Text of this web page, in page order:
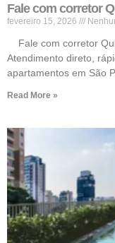
Fale com corretor
fevereiro 15, 2026
Fale com corretor
Atendimento direto,
apartamentos em São
Read More »